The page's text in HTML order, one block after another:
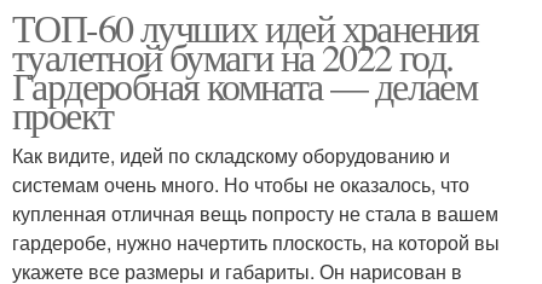
ТОП-60 лучших идей хранения
туалетной бумаги на 2022 год.
Гардеробная комната — делаем
проект
Как видите, идей по складскому оборудованию и
системам очень много. Но чтобы не оказалось, что
купленная отличная вещь попросту не стала в вашем
гардеробе, нужно начертить плоскость, на которой вы
укажете все размеры и габариты. Он нарисован в